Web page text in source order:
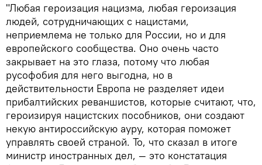
"Любая героизация нацизма, любая героизация
людей, сотрудничающих с нацистами,
неприемлема не только для России, но и для
европейского сообщества. Оно очень часто
закрывает на это глаза, потому что любая
русофобия для него выгодна, но в
действительности Европа не разделяет идеи
прибалтийских реваншистов, которые считают, что,
героизируя нацистских пособников, они создают
некую антироссийскую ауру, которая поможет
управлять своей страной. То, что сказал в итоге
министр иностранных дел, — это констатация